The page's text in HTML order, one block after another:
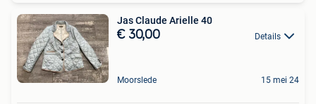
Jas Claude Arielle 40
€ 30,00 Details
Moorslede 15 mei 24